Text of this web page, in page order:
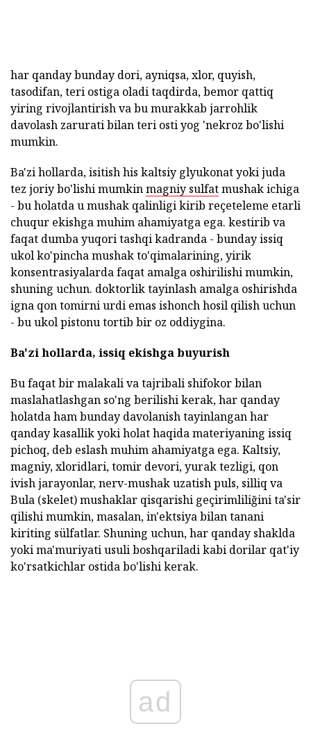
har qanday bunday dori, ayniqsa, xlor, quyish,
tasodifan, teri ostiga oladi taqdirda, bemor qattiq
yiring rivojlantirish va bu murakkab jarrohlik
davolash zarurati bilan teri osti yog 'nekroz bo'lishi
mumkin.
Ba'zi hollarda, isitish his kaltsiy glyukonat yoki juda
tez joriy bo'lishi mumkinmagniy sulfatmushak ichiga
- bu holatda u mushak qalinligi kirib reçeteleme etarli
chuqur ekishga muhim ahamiyatga ega. kestirib va
faqat dumba yuqori tashqi kadranda - bunday issiq
ukol ko'pincha mushak to'qimalarining, yirik
konsentrasiyalarda faqat amalga oshirilishi mumkin,
shuning uchun. doktorlik tayinlash amalga oshirishda
igna qon tomirni urdi emas ishonch hosil qilish uchun
- bu ukol pistonu tortib bir oz oddiygina.
Ba'zi hollarda, issiq ekishga buyurish
Bu faqat bir malakali va tajribali shifokor bilan
maslahatlashgan so'ng berilishi kerak, har qanday
holatda ham bunday davolanish tayinlangan har
qanday kasallik yoki holat haqida materiyaning issiq
pichoq, deb eslash muhim ahamiyatga ega. Kaltsiy,
magniy, xloridlari, tomir devori, yurak tezligi, qon
ivish jarayonlar, nerv-mushak uzatish puls, silliq va
Bula (skelet) mushaklar qisqarishi geçirimliliğini ta'sir
qilishi mumkin, masalan, in'ektsiya bilan tanani
kiriting sülfatlar. Shuning uchun, har qanday shaklda
yoki ma'muriyati usuli boshqariladi kabi dorilar qat'iy
ko'rsatkichlar ostida bo'lishi kerak.
ad